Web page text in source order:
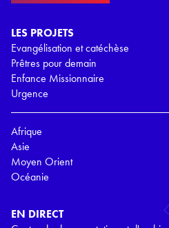
LES PROJETS
Evangélisation et catéchèse
Prêtres pour demain
Enfance Missionnaire
Urgence
Afrique
Asie
Moyen Orient
Océanie
EN DIRECT